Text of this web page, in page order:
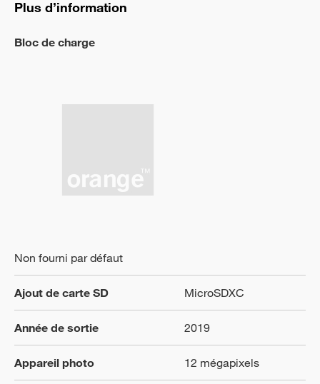
Plus d’information
Bloc de charge
Non fourni par défaut
Ajout de carte SD MicroSDXC
Année de sortie 2019
Appareil photo 12 mégapixels